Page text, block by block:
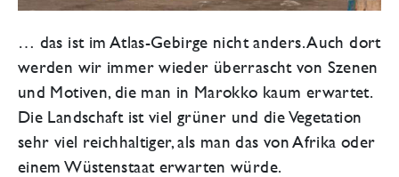
… das ist im Atlas-Gebirge nicht anders. Auch dort
werden wir immer wieder überrascht von Szenen
und Motiven, die man in Marokko kaum erwartet.
Die Landschaft ist viel grüner und die Vegetation
sehr viel reichhaltiger, als man das von Afrika oder
einem Wüstenstaat erwarten würde.